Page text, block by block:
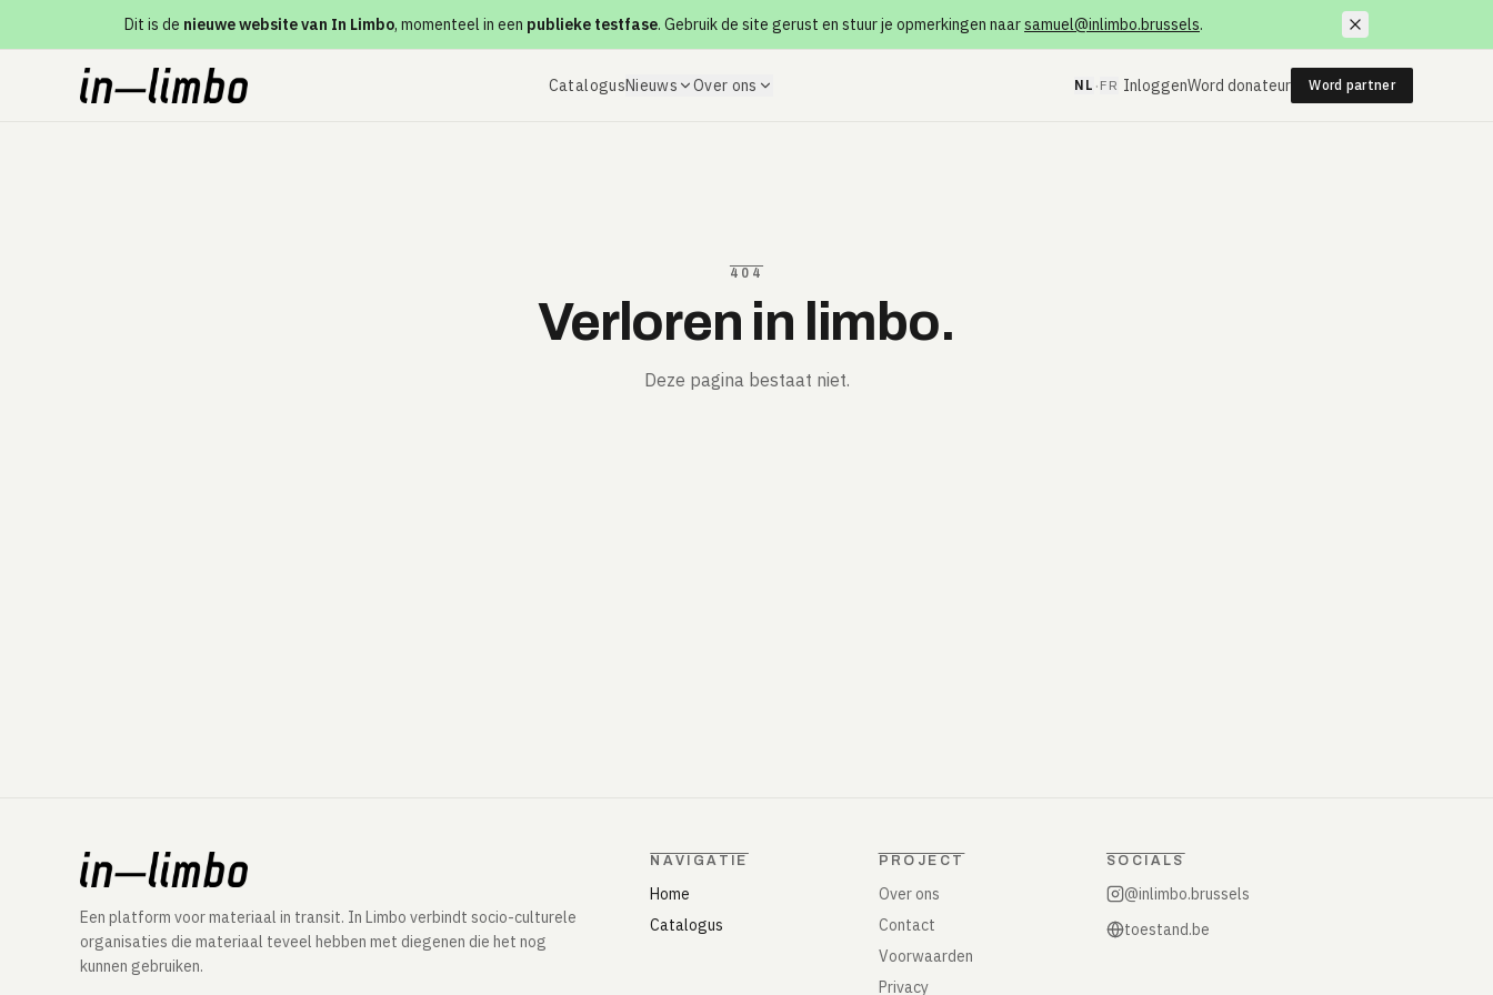
Dit is de nieuwe website van In Limbo, momenteel in een publieke testfase. Gebruik de site gerust en stuur je opmerkingen naarsamuel@inlimbo.brussels.
CatalogusNieuws Over ons NL · FR InloggenWord donateur Word partner
404
Verloren in limbo.
Deze pagina bestaat niet.
Een platform voor materiaal in transit. In Limbo verbindt socio-culturele
organisaties die materiaal teveel hebben met diegenen die het nog
kunnen gebruiken.
NAVIGATIE
Home
Catalogus
PROJECT
Over ons
Contact
Voorwaarden
Privacy
SOCIALS
@inlimbo.brussels
toestand.be